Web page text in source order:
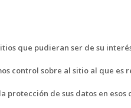
que pudieran ser de su
control sobre al sitio al que es
de sus datos en esos